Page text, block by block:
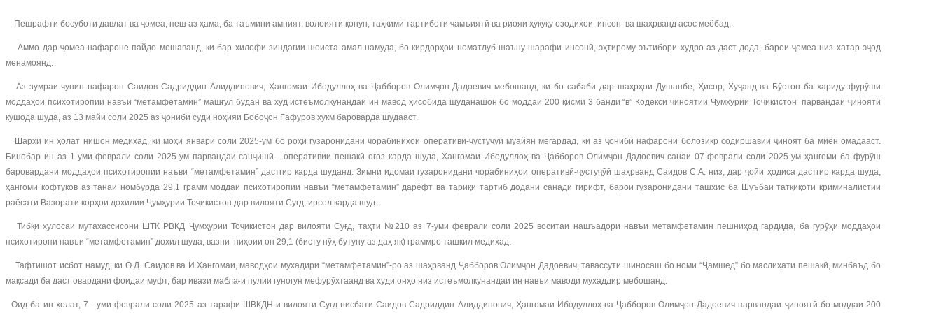
Пешрафти босуботи давлат ва ҷомеа, пеш аз ҳама, ба таъмини амният, волоияти қонун, таҳкими тартиботи ҷамъиятӣ ва риояи ҳуқуқу озодиҳои инсон ва шаҳрванд асос меёбад.
Аммо дар ҷомеа нафароне пайдо мешаванд, ки бар хилофи зиндагии шоиста амал намуда, бо кирдорҳои номатлуб шаъну шарафи инсонӣ, эҳтирому эътибори худро аз даст дода, барои ҷомеа низ хатар эҷод
менамоянд.
Аз зумраи чунин нафарон Саидов Садриддин Алиддинович, Ҳангомаи Ибодуллоҳ ва Ҷабборов Олимҷон Дадоевич мебошанд, ки бо сабаби дар шаҳрҳои Душанбе, Ҳисор, Хуҷанд ва Бӯстон ба хариду фурӯши
моддаҳои психотиропии навъи “метамфетамин” машғул будан ва худ истеъмолкунандаи ин мавод ҳисобида шуданашон бо моддаи 200 қисми 3 банди “в” Кодекси ҷиноятии Ҷумҳурии Тоҷикистон парвандаи ҷиноятӣ
кушода шуда, аз 13 майи соли 2025 аз ҷониби суди ноҳияи Бобоҷон Ғафуров ҳукм бароварда шудааст.
Шарҳи ин ҳолат нишон медиҳад, ки моҳи январи соли 2025-ум бо роҳи гузаронидани чорабиниҳои оперативӣ-ҷустуҷӯӣ муайян мегардад, ки аз ҷониби нафарони болозикр содиршавии ҷиноят ба миён омадааст.
Бинобар ин аз 1-уми-феврали соли 2025-ум парвандаи санҷишӣ- оперативии пешакӣ оғоз карда шуда, Ҳангомаи Ибодуллоҳ ва Ҷабборов Олимҷон Дадоевич санаи 07-феврали соли 2025-ум ҳангоми ба фурӯш
баровардани моддаҳои психотиропии наъви “метамфетамин” дастгир карда шуданд. Зимни идомаи гузаронидани чорабиниҳои оперативӣ-ҷустуҷӯӣ шаҳрванд Саидов С.А. низ, дар ҷойи ҳодиса дастгир карда шуда,
ҳангоми кофтуков аз танаи номбурда 29,1 грамм моддаи психотиропии навъи “метамфетамин” дарёфт ва тариқи тартиб додани санади гирифт, барои гузаронидани ташхис ба Шуъбаи татқиқоти криминалистии
раёсати Вазорати корҳои дохилии Ҷумҳурии Тоҷикистон дар вилояти Суғд, ирсол карда шуд.
Тибқи хулосаи мутахассисони ШТК РВКД Ҷумҳурии Тоҷикистон дар вилояти Суғд, таҳти №210 аз 7-уми феврали соли 2025 воситаи нашъадори навъи метамфетамин пешниҳод гардида, ба гурӯҳи моддаҳои
психотиропи навъи “метамфетамин” дохил шуда, вазни ниҳоии он 29,1 (бисту нӯҳ бутуну аз даҳ як) граммро ташкил медиҳад.
Тафтишот исбот намуд, ки О.Д. Саидов ва И.Ҳангомаи, маводҳои мухадири “метамфетамин”-ро аз шаҳрванд Ҷабборов Олимҷон Дадоевич, тавассути шиносаш бо номи “Ҷамшед” бо маслиҳати пешакӣ, минбаъд бо
мақсади ба даст овардани фоидаи муфт, бар ивази маблағи пулии гуногун мефурӯхтаанд ва худи онҳо низ истеъмолкунандаи ин навъи маводи мухаддир мебошанд.
Оид ба ин ҳолат, 7 - уми феврали соли 2025 аз тарафи ШВКДН-и вилояти Суғд нисбати Саидов Садриддин Алиддинович, Ҳангомаи Ибодуллоҳ ва Ҷабборов Олимҷон Дадоевич парвандаи ҷиноятӣ бо моддаи 200